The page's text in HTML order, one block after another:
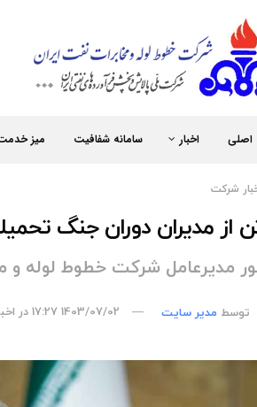
اخبار سامانه شفافیت میز
شركت
از مدیران دوران جنگ
مدیرعامل شرکت خطوط لوله و
توسط مدیر سایت 1403/07/02 17:27 در